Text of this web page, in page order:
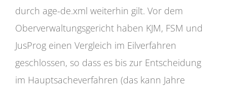
durch age-de.xml weiterhin gilt. Vor dem
Oberverwaltungsgericht haben KJM, FSM und
JusProg einen Vergleich im Eilverfahren
geschlossen, so dass es bis zur Entscheidung
im Hauptsacheverfahren (das kann Jahre